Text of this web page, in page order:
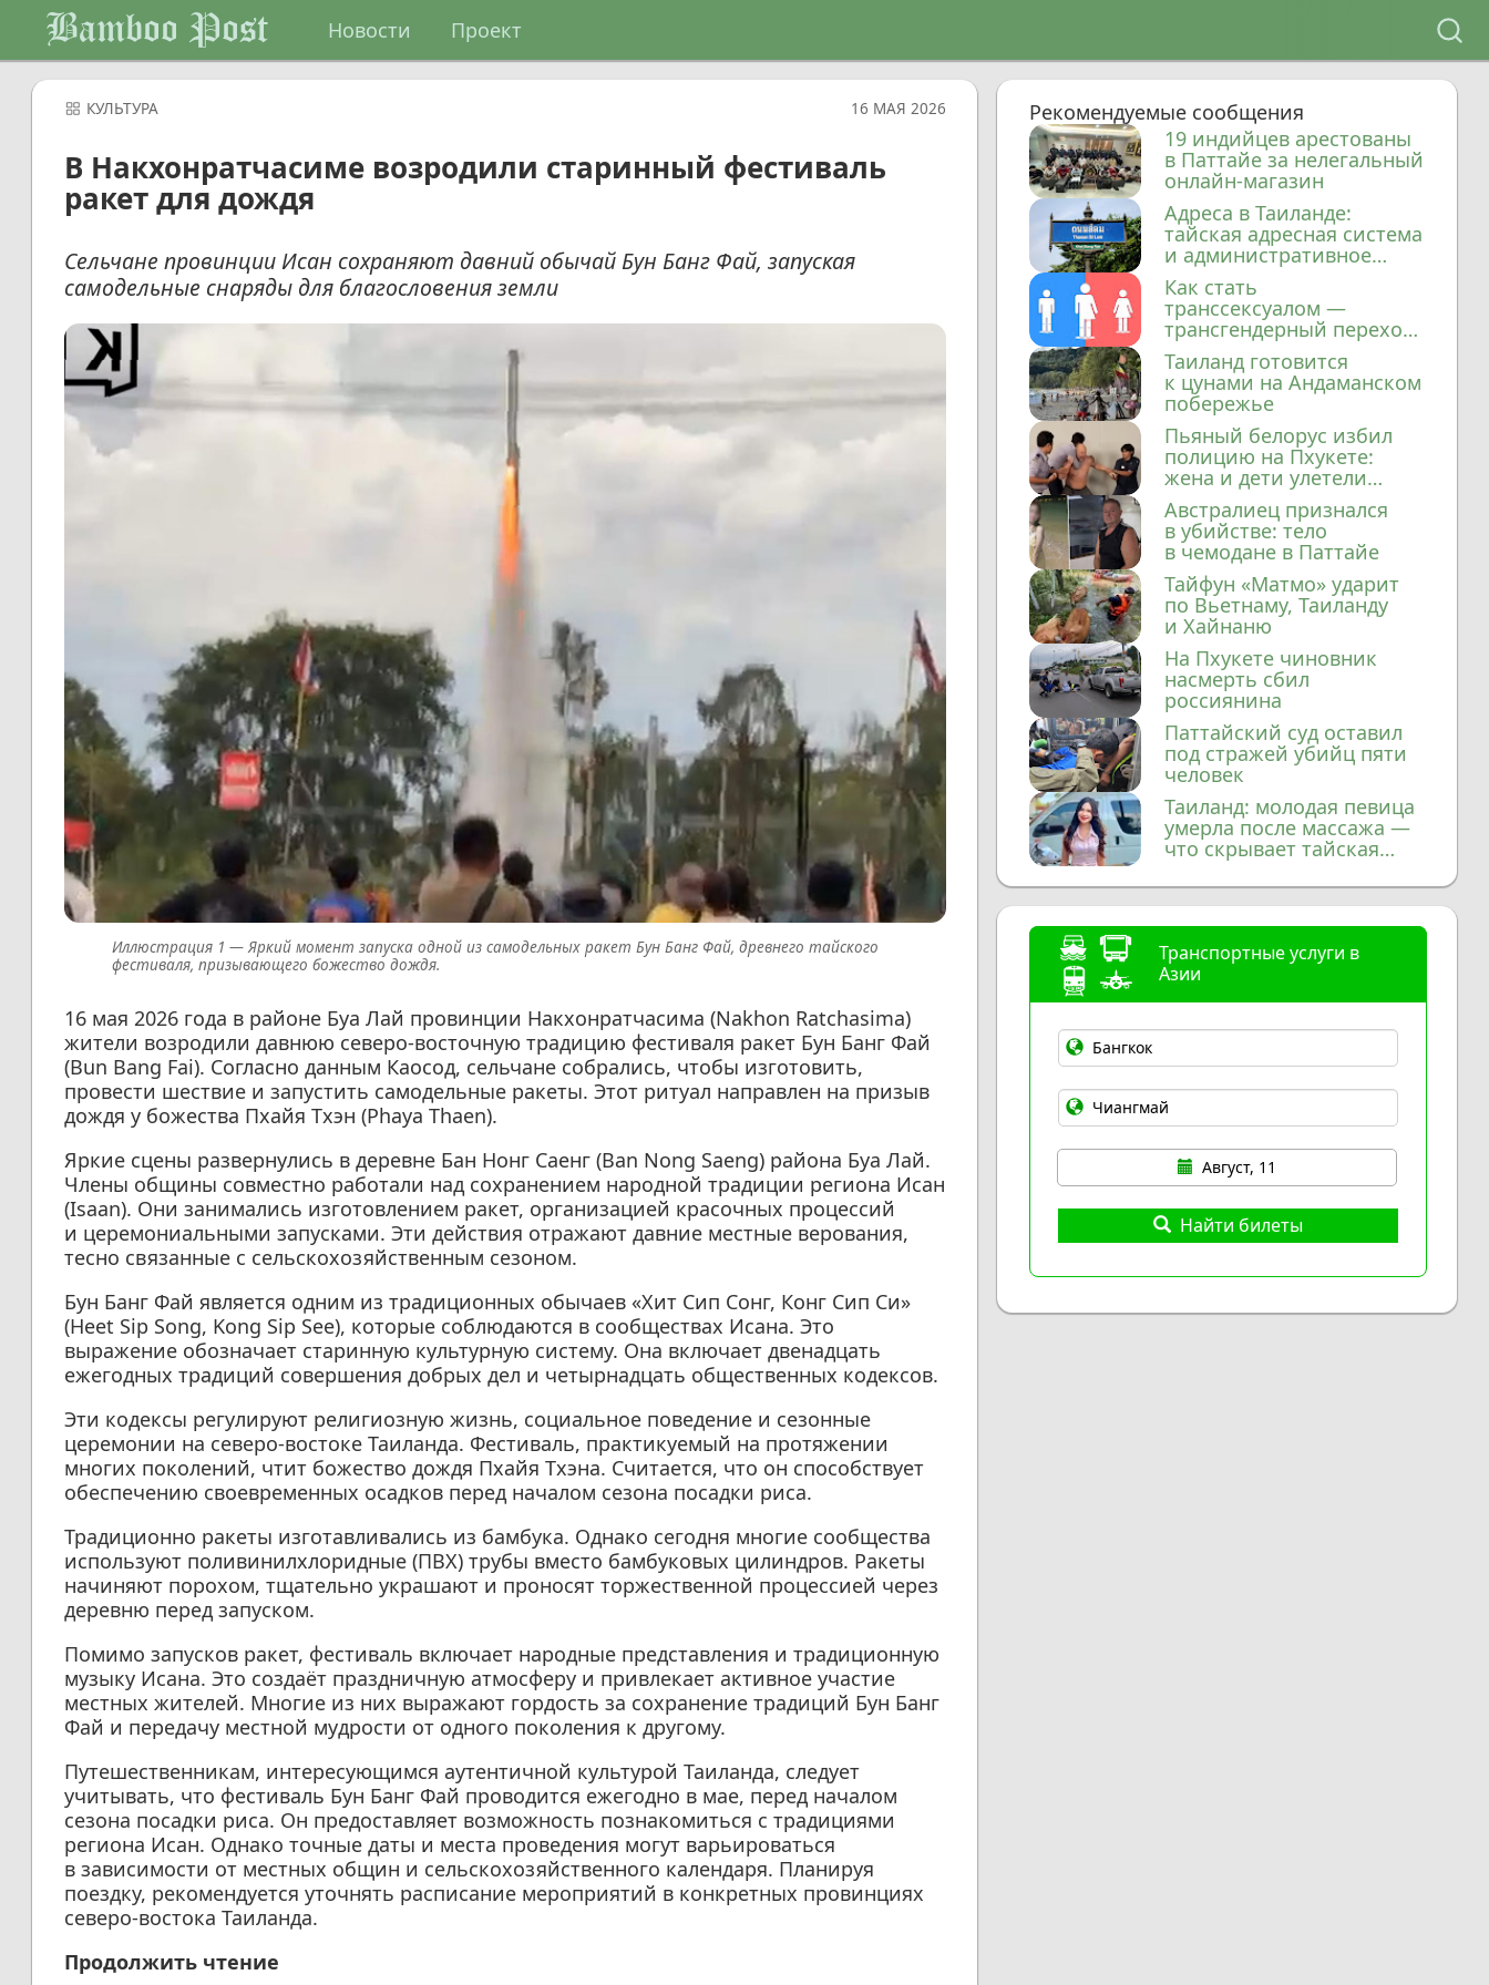
Bamboo Post Новости Проект
КУЛЬТУРА 16 МАЯ 2026
В Накхонратчасиме возродили старинный фестиваль
ракет для дождя
Сельчане провинции Исан сохраняют давний обычай Бун Банг Фай, запуская
самодельные снаряды для благословения земли
Яркий момент запуска одной из самодельных ракет Бун Банг Фай, древнего тайского
фестиваля, призывающего божество дождя.
16 мая 2026 года в районе Буа Лай провинции Накхонратчасима (Nakhon Ratchasima)
жители возродили давнюю северо-восточную традицию фестиваля ракет Бун Банг Фай
(Bun Bang Fai). Согласно данным Каосод, сельчане собрались, чтобы изготовить,
провести шествие и запустить самодельные ракеты. Этот ритуал направлен на призыв
дождя у божества Пхайя Тхэн (Phaya Thaen).
Яркие сцены развернулись в деревне Бан Нонг Саенг (Ban Nong Saeng) района Буа Лай.
Члены общины совместно работали над сохранением народной традиции региона Исан
(Isaan). Они занимались изготовлением ракет, организацией красочных процессий
и церемониальными запусками. Эти действия отражают давние местные верования,
тесно связанные с сельскохозяйственным сезоном.
Бун Банг Фай является одним из традиционных обычаев «Хит Сип Сонг, Конг Сип Си»
(Heet Sip Song, Kong Sip See), которые соблюдаются в сообществах Исана. Это
выражение обозначает старинную культурную систему. Она включает двенадцать
ежегодных традиций совершения добрых дел и четырнадцать общественных кодексов.
Эти кодексы регулируют религиозную жизнь, социальное поведение и сезонные
церемонии на северо-востоке Таиланда. Фестиваль, практикуемый на протяжении
многих поколений, чтит божество дождя Пхайя Тхэна. Считается, что он способствует
обеспечению своевременных осадков перед началом сезона посадки риса.
Традиционно ракеты изготавливались из бамбука. Однако сегодня многие сообщества
используют поливинилхлоридные (ПВХ) трубы вместо бамбуковых цилиндров. Ракеты
начиняют порохом, тщательно украшают и проносят торжественной процессией через
деревню перед запуском.
Помимо запусков ракет, фестиваль включает народные представления и традиционную
музыку Исана. Это создаёт праздничную атмосферу и привлекает активное участие
местных жителей. Многие из них выражают гордость за сохранение традиций Бун Банг
Фай и передачу местной мудрости от одного поколения к другому.
Путешественникам, интересующимся аутентичной культурой Таиланда, следует
учитывать, что фестиваль Бун Банг Фай проводится ежегодно в мае, перед началом
сезона посадки риса. Он предоставляет возможность познакомиться с традициями
региона Исан. Однако точные даты и места проведения могут варьироваться
в зависимости от местных общин и сельскохозяйственного календаря. Планируя
поездку, рекомендуется уточнять расписание мероприятий в конкретных провинциях
северо-востока Таиланда.
Продолжить чтение
Рекомендуемые сообщения
19 индийцев арестованы
в Паттайе за нелегальный
онлайн-магазин
Адреса в Таиланде:
тайская адресная система
и административное
деление
Как стать
транссексуалом —
трансгендерный переход
в Таиланде
Таиланд готовится
к цунами на Андаманском
побережье
Пьяный белорус избил
полицию на Пхукете:
жена и дети улетели
домой
Австралиец признался
в убийстве: тело
в чемодане в Паттайе
Тайфун «Матмо» ударит
по Вьетнаму, Таиланду
и Хайнаню
На Пхукете чиновник
насмерть сбил
россиянина
Паттайский суд оставил
под стражей убийц пяти
человек
Таиланд: молодая певица
умерла после массажа —
что скрывает тайская
медицина?
Транспортные услуги в
Азии
Август, 11
Найти билеты